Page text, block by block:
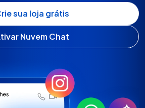
sua loja grátis
Nuvem Chat